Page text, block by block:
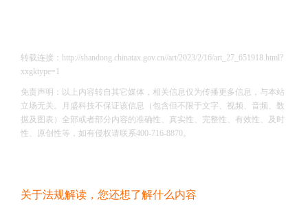
转载连接：http://shandong.chinatax.gov.cn//art/2023/2/16/art_27_651918.html?
xxgktype=1
免责声明：以上内容转自其它媒体，相关信息仅为传播更多信息，与本站
立场无关。月盛科技不保证该信息（包含但不限于文字、视频、音频、数
据及图表）全部或者部分内容的准确性、真实性、完整性、有效性、及时
性、原创性等，如有侵权请联系400-716-8870。
关于法规解读，您还想了解什么内容